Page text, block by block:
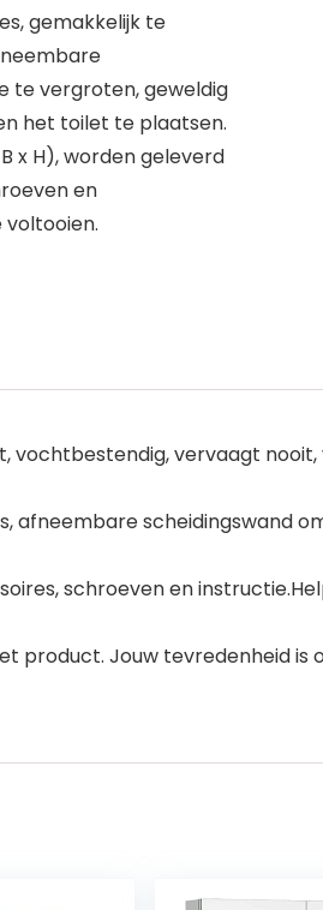
gemakkelijk te
te vergroten, geweldig
het toilet te plaatsen.
x H), worden geleverd
en
voltooien.
vervaagt nooit,
afneembare scheidingswand
schroeven en
product. Jouw tevredenheid is